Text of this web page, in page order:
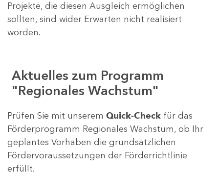
Projekte, die diesen Ausgleich ermöglichen
sollten, sind wider Erwarten nicht realisiert
worden.
Aktuelles zum Programm
"Regionales Wachstum"
Prüfen Sie mit unserem Quick-Check für das
Förderprogramm Regionales Wachstum, ob Ihr
geplantes Vorhaben die grundsätzlichen
Fördervoraussetzungen der Förderrichtlinie
erfüllt.